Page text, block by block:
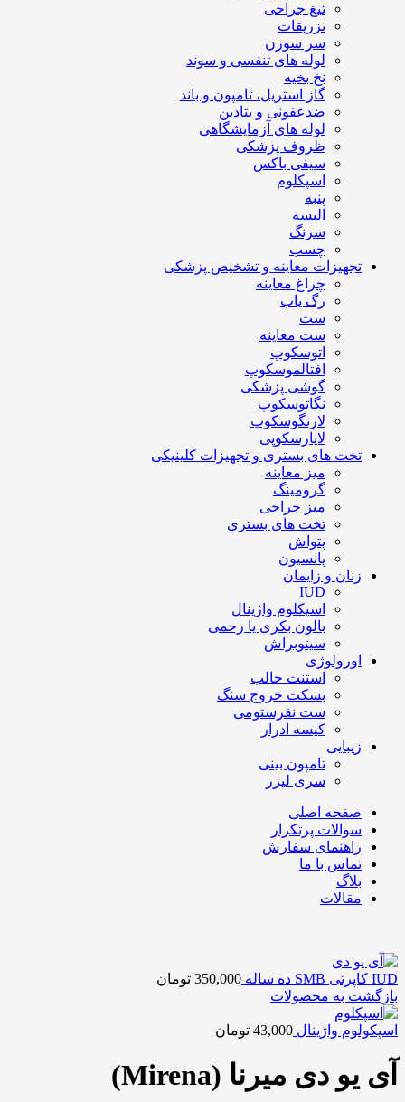
تیغ جراحی
تزریقات
سر سوزن
لوله های تنفسی و سوند
نخ بخیه
گاز استریل، تامپون و باند
ضدعفونی و بتادین
لوله های آزمایشگاهی
ظروف پزشکی
سیفی باکس
اسپکلوم
پنبه
البسه
سرنگ
چسب
تجهیزات معاینه و تشخیص پزشکی
چراغ معاینه
رگ یاب
ست
ست معاینه
اتوسکوپ
افتالموسکوپ
گوشی پزشکی
نگاتوسکوپ
لارنگوسکوپ
لاپارسکوپی
تخت های بستری و تجهیزات کلینیکی
میز معاینه
گرومینگ
میز جراحی
تخت های بستری
پتواش
پانسیون
زنان و زایمان
IUD
اسپکلوم واژینال
بالون بکری یا رحمی
سیتوبراش
اورولوژی
استنت حالب
بسکت خروج سنگ
ست نفرستومی
کیسه ادرار
زیبایی
تامپون بینی
سری لیزر
صفحه اصلی
سوالات پرتکرار
راهنمای سفارش
تماس با ما
بلاگ
مقالات
IUD کاپرتی SMB ده ساله 350,000 تومان
بازگشت به محصولات
اسپکولوم واژینال 43,000 تومان
آی یو دی میرنا (Mirena)